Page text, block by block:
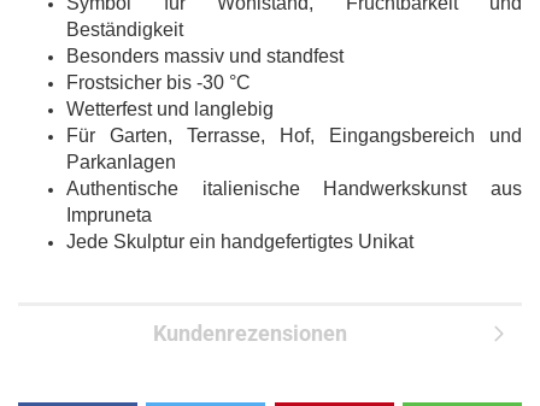
Beständigkeit
Besonders massiv und standfest
Frostsicher bis -30 °C
Wetterfest und langlebig
Für Garten, Terrasse, Hof, Eingangsbereich und
Parkanlagen
Authentische italienische Handwerkskunst aus
Impruneta
Jede Skulptur ein handgefertigtes Unikat
Kundenrezensionen